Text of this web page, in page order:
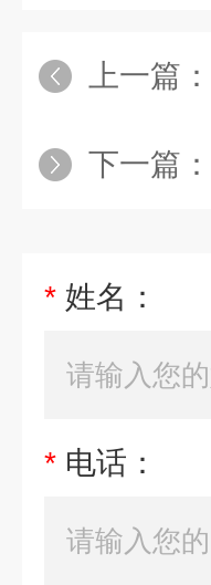
上一篇：
下一篇：
* 姓名：
* 电话：